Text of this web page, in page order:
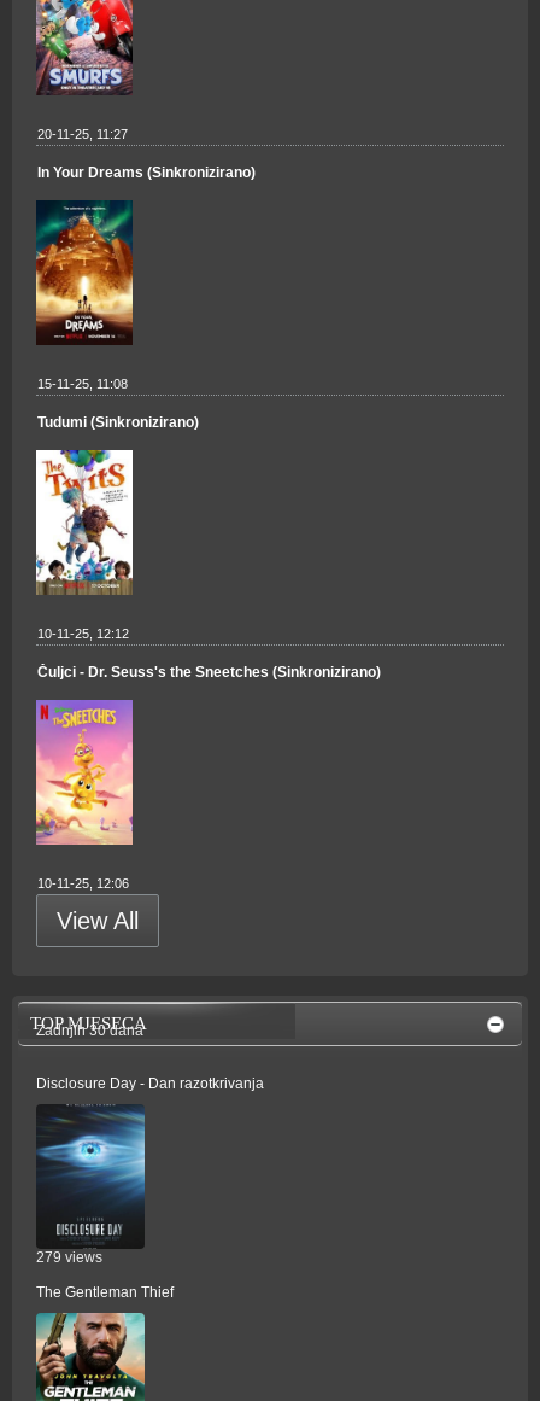
20-11-25, 11:27
In Your Dreams (Sinkronizirano)
15-11-25, 11:08
Tudumi (Sinkronizirano)
10-11-25, 12:12
Čuljci - Dr. Seuss's the Sneetches (Sinkronizirano)
10-11-25, 12:06
View All
TOP MJESECA
Zadnjih 30 dana
Disclosure Day - Dan razotkrivanja
279 views
The Gentleman Thief